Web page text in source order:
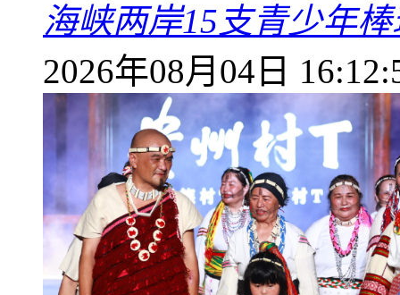
海峡两岸15支青少年
2026年08月04日